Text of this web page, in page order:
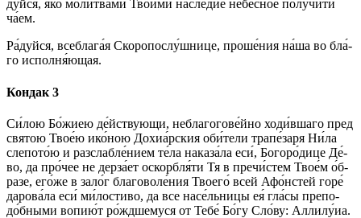
дуй­ся, я́ко мо­ли́т­ва­ми Тво­и́ми насле́дие не­бе́с­ное получи́ти
ча́ем.
Ра́­дуй­ся, всеблага́я Скоропослу́шнице, про­ше́­ния на́­ша во бла́­
го исполня́ющая.
Кондак 3
Си́­лою Бо́­жиею де́йствующи, неблагогове́йно ходи́вшаго пред
свя­тою Твое́ю ико́­ною Дохиа́рския оби́­те­ли трапе́заря Ни́ла
слепото́ю и разслабле́нием те́­ла наказа́ла еси́, Бо­го­ро́­ди­це Де́­
во, да про́чее не дерза́ет оскорбля́ти Тя в пречи́стем Тво­е́м о́б­
ра­зе, его́­же в зало́г бла­го­во­ле́­ния Тво­его́ всей Афо́нстей го­ре́
да­ро­ва́­ла еси́ ми́­ло­сти­во, да все насе́льницы ея́ гла́сы пре­по­
до́б­ны­ми во­пи­ю́т ро́ждшемуся от Те­бе́ Бо́­гу Сло́­ву: Алли­лу́иа.